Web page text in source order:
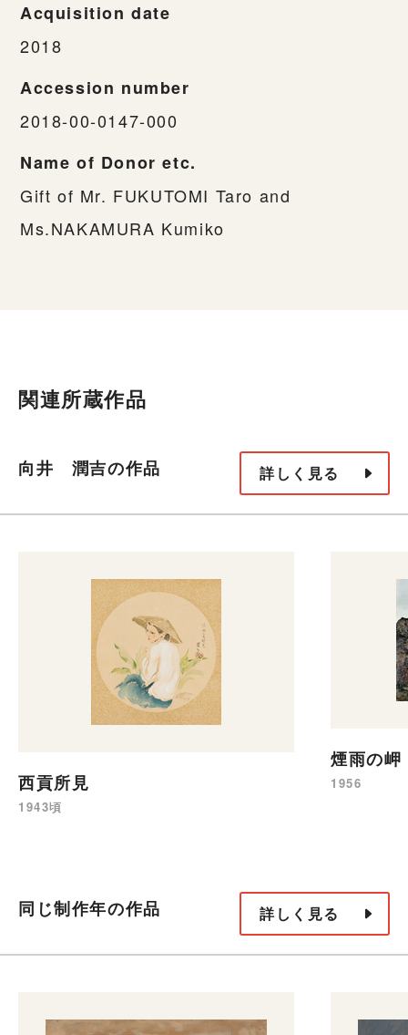
Acquisition date
2018
Accession number
2018-00-0147-000
Name of Donor etc.
Gift of Mr. FUKUTOMI Taro and
Ms.NAKAMURA Kumiko
関連所蔵作品
向井 潤吉の作品 詳しく見る
西貢所見
1943頃
煙雨の岬
1956
同じ制作年の作品 詳しく見る